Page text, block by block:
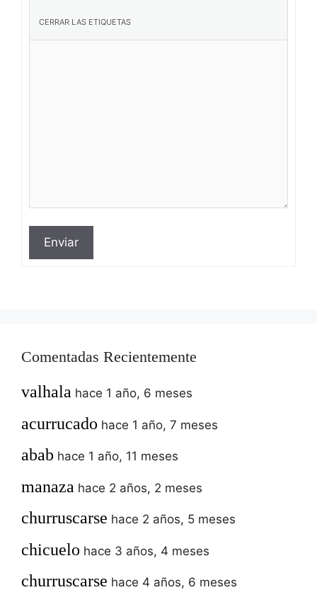
Enviar
Comentadas Recientemente
valhala hace 1 año, 6 meses
acurrucado hace 1 año, 7 meses
abab hace 1 año, 11 meses
manaza hace 2 años, 2 meses
churruscarse hace 2 años, 5 meses
chicuelo hace 3 años, 4 meses
churruscarse hace 4 años, 6 meses